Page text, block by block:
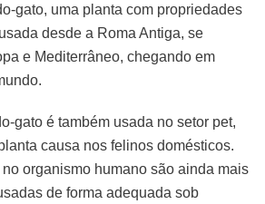
gato, uma planta com propriedades
desde a Roma Antiga, se
e Mediterrâneo, chegando em
gato é também usada no setor pet,
causa nos felinos domésticos.
organismo humano são ainda mais
de forma adequada sob